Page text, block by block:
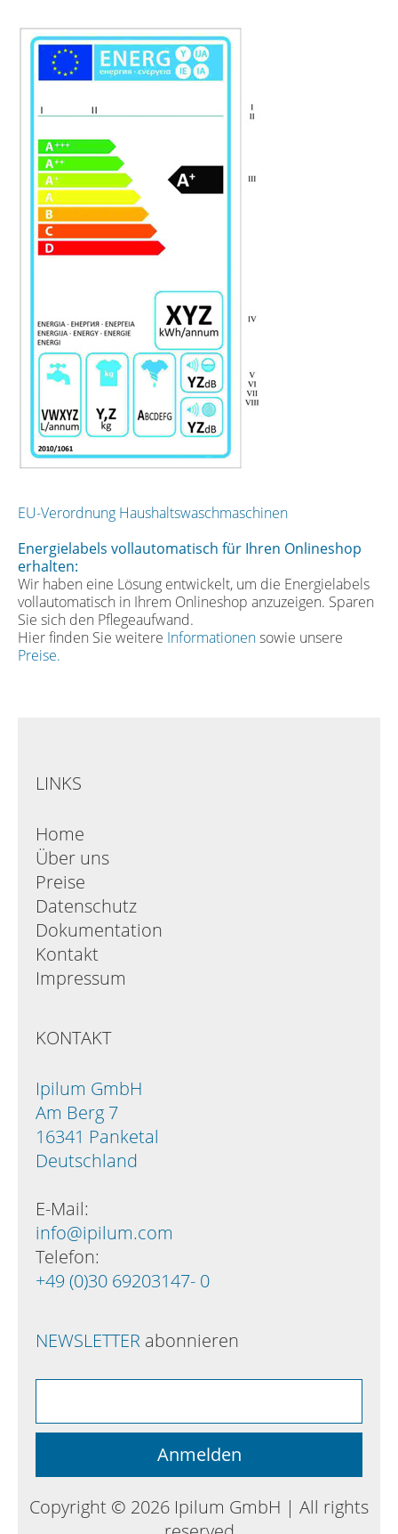
EU-Verordnung Haushaltswaschmaschinen
Energielabels vollautomatisch für Ihren Onlineshop
erhalten:
Wir haben eine Lösung entwickelt, um die Energielabels
vollautomatisch in Ihrem Onlineshop anzuzeigen. Sparen
Sie sich den Pflegeaufwand.
Hier finden Sie weitere Informationensowie unsere
Preise.
LINKS
Home
Über uns
Preise
Datenschutz
Dokumentation
Kontakt
Impressum
KONTAKT
Ipilum GmbH
Am Berg 7
16341 Panketal
Deutschland
E-Mail:
info@ipilum.com
Telefon:
+49 (0)30 69203147- 0
NEWSLETTER abonnieren
Copyright © 2026 Ipilum GmbH | All rights